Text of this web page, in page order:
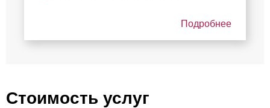
Подробнее
Стоимость услуг